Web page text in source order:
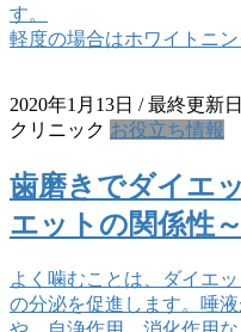
す。
軽度の場合はホワイトニ
2020年1月13日 / 最終更新
クリニック お役立ち情報
歯磨きでダイエ
エットの関係性～
よく噛むことは、ダイエ
の分泌を促進します。唾